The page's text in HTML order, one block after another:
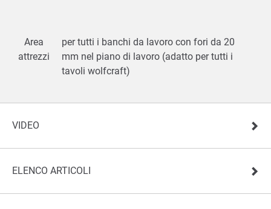
Area
attrezzi
per tutti i banchi da lavoro con fori da 20
mm nel piano di lavoro (adatto per tutti i
tavoli wolfcraft)
VIDEO
ELENCO ARTICOLI